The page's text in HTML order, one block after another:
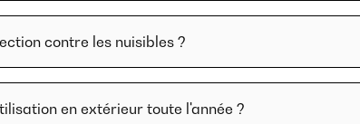
contre les nuisibles ?
en extérieur toute l'année ?